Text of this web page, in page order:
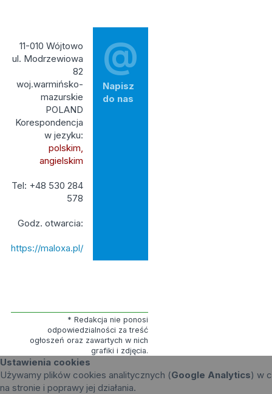
11-010 Wójtowo
ul. Modrzewiowa
82
woj.warmińsko-
mazurskie
POLAND
Korespondencja
w jezyku:
polskim,
angielskim
Tel: +48 530 284
578
Godz. otwarcia:
https://maloxa.pl/
@
Napisz
do nas
* Redakcja nie ponosi
odpowiedzialności za treść
ogłoszeń oraz zawartych w nich
grafiki i zdjęcia.
Ustawienia cookies
Używamy plików cookies analitycznych (Google Analytics) w
na stronie i poprawy jej działania.